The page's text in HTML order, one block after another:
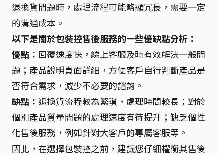
退換貨問題時，處理流程可能略顯冗長，需要一定
的溝通成本。
以下是關於包裝控售後服務的一些優缺點分析：
優點： 回覆速度快，線上客服及時有效解決一般問
題；產品說明頁面詳細，方便客戶自行判斷產品是
否符合需求，減少不必要的諮詢。
缺點： 退換貨流程較為繁瑣，處理時間較長；對於
個別產品質量問題的處理速度有待提升；缺乏個性
化售後服務，例如針對大客戶的專屬客服等。
因此，在選擇包裝控之前，建議您仔細權衡其售後